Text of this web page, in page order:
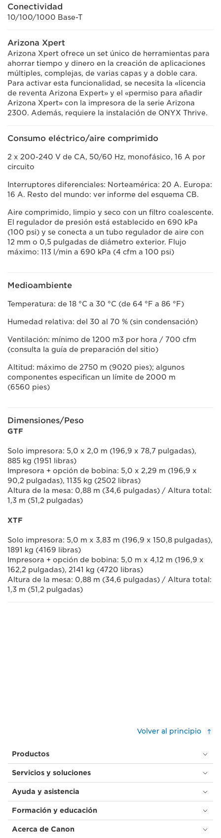
Conectividad
10/100/1000 Base-T
Arizona Xpert
Arizona Xpert ofrece un set único de herramientas para
ahorrar tiempo y dinero en la creación de aplicaciones
múltiples, complejas, de varias capas y a doble cara.
Para activar esta funcionalidad, se necesita la «licencia
de reventa Arizona Expert» y el «permiso para añadir
Arizona Xpert» con la impresora de la serie Arizona
2300. Además, requiere la instalación de ONYX Thrive.
Consumo eléctrico/aire comprimido
2 x 200-240 V de CA, 50/60 Hz, monofásico, 16 A por
circuito
Interruptores diferenciales: Norteamérica: 20 A. Europa:
16 A. Resto del mundo: ver informe del esquema CB.
Aire comprimido, limpio y seco con un filtro coalescente.
El regulador de presión está establecido en 690 kPa
(100 psi) y se conecta a un tubo regulador de aire con
12 mm o 0,5 pulgadas de diámetro exterior. Flujo
máximo: 113 l/min a 690 kPa (4 cfm a 100 psi)
Medioambiente
Temperatura: de 18 °C a 30 °C (de 64 °F a 86 °F)
Humedad relativa: del 30 al 70 % (sin condensación)
Ventilación: mínimo de 1200 m3 por hora / 700 cfm
(consulta la guía de preparación del sitio)
Altitud: máximo de 2750 m (9020 pies); algunos
componentes especifican un límite de 2000 m
(6560 pies)
Dimensiones/Peso
GTF
Solo impresora: 5,0 x 2,0 m (196,9 x 78,7 pulgadas),
885 kg (1951 libras)
Impresora + opción de bobina: 5,0 x 2,29 m (196,9 x
90,2 pulgadas), 1135 kg (2502 libras)
Altura de la mesa: 0,88 m (34,6 pulgadas) / Altura total:
1,3 m (51,2 pulgadas)
XTF
Solo impresora: 5,0 m x 3,83 m (196,9 x 150,8 pulgadas),
1891 kg (4169 libras)
Impresora + opción de bobina: 5,0 m x 4,12 m (196,9 x
162,2 pulgadas), 2141 kg (4720 libras)
Altura de la mesa: 0,88 m (34,6 pulgadas) / Altura total:
1,3 m (51,2 pulgadas)
Volver al principio
Productos
Servicios y soluciones
Ayuda y asistencia
Formación y educación
Acerca de Canon